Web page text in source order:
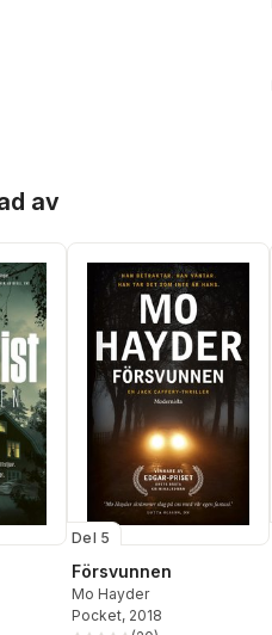
av
Del 5
Försvunnen
Mo Hayder
Pocket, 2018